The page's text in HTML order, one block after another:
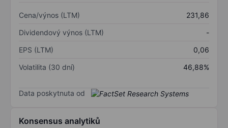
Cena/výnos (LTM)
231,86
Dividendový výnos (LTM)
-
EPS (LTM)
0,06
Volatilita (30 dní)
46,88%
Data poskytnuta od
Konsensus analytiků